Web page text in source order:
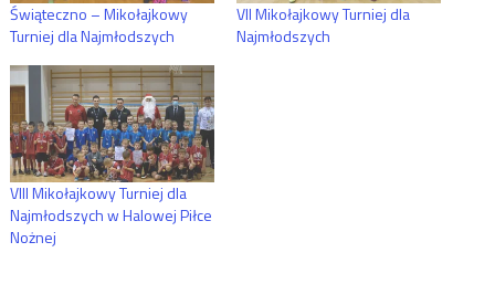
Świąteczno – Mikołajkowy
Turniej dla Najmłodszych
VII Mikołajkowy Turniej dla
Najmłodszych
VIII Mikołajkowy Turniej dla
Najmłodszych w Halowej Piłce
Nożnej